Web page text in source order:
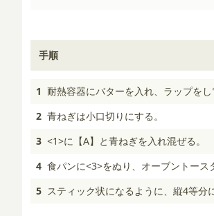
手順
1 耐熱容器にバターを入れ、ラップを
2 青ねぎは小口切りにする。
3 <1>に【A】と青ねぎを入れ混ぜる。
4 食パンに<3>をぬり、オーブントー
5 スティック状になるように、縦4等分